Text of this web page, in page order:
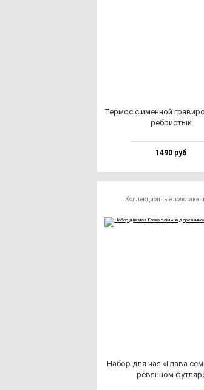
Тер­мос с имен­ной
реб­рис­тый
1490 руб
Коллекционные
Набор для чая «Гла­ва
ре­вян­ном